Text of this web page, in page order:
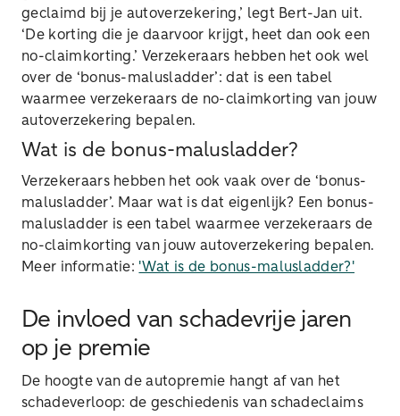
geclaimd bij je autoverzekering,’ legt Bert-Jan uit.
‘De korting die je daarvoor krijgt, heet dan ook een
no-claimkorting.’ Verzekeraars hebben het ook wel
over de ‘bonus-malusladder’: dat is een tabel
waarmee verzekeraars de no-claimkorting van jouw
autoverzekering bepalen.
Wat is de bonus-malusladder?
Verzekeraars hebben het ook vaak over de ‘bonus-
malusladder’. Maar wat is dat eigenlijk? Een bonus-
malusladder is een tabel waarmee verzekeraars de
no-claimkorting van jouw autoverzekering bepalen.
Meer informatie: 'Wat is de bonus-malusladder?'
De invloed van schadevrije jaren
op je premie
De hoogte van de autopremie hangt af van het
schadeverloop: de geschiedenis van schadeclaims